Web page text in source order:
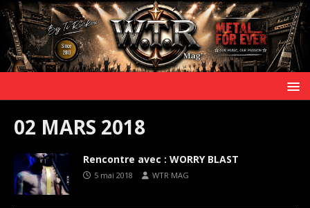
02 MARS 2018
Rencontre avec : WORRY BLAST
5 mai 2018 WTR MAG